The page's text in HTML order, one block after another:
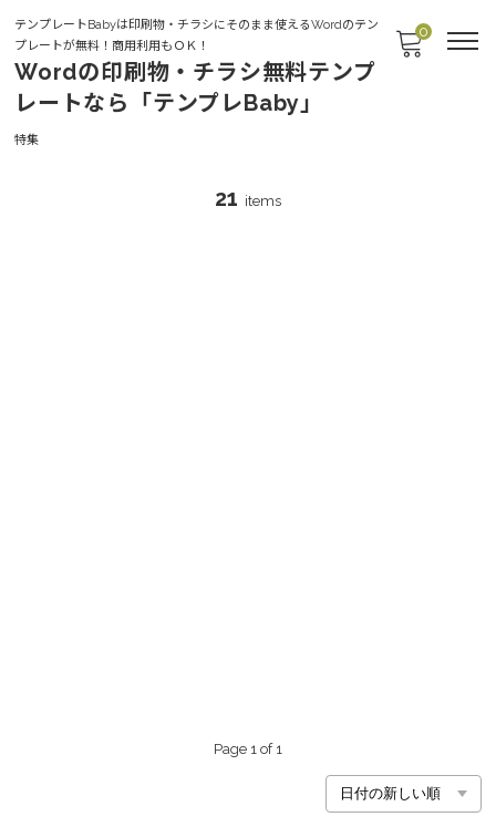
テンプレートBabyは印刷物・チラシにそのまま使えるWordのテン
プレートが無料！商用利用もＯＫ！
Wordの印刷物・チラシ無料テンプ
レートなら「テンプレBaby」
0
FEATURES
特集
21 items
Page 1 of 1